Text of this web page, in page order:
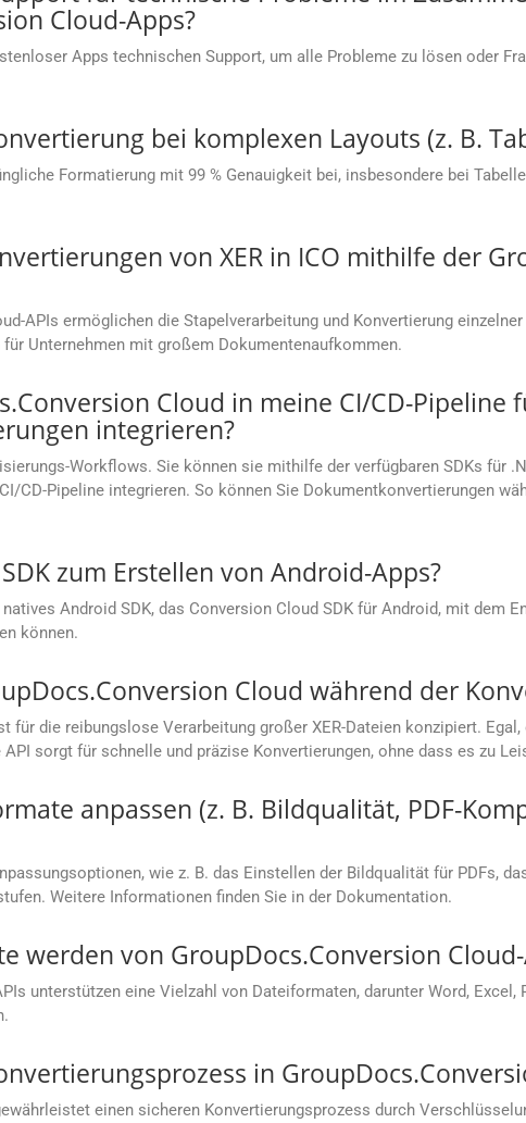
Cloud-Apps?
Apps technischen Support, um alle Probleme zu lösen oder
bei komplexen Layouts (z. B.
Formatierung mit 99 % Genauigkeit bei, insbesondere bei
von XER in ICO mithilfe der
APIs ermöglichen die Stapelverarbeitung und Konvertierung
Unternehmen mit großem Dokumentenaufkommen.
Cloud in meine CI/CD-Pipeline
integrieren?
Workflows. Sie können sie mithilfe der verfügbaren SDKs für
CD-Pipeline integrieren. So können Sie Dokumentkonvertierungen
zum Erstellen von Android-Apps?
Android SDK, das Conversion Cloud SDK für Android, mit dem
können.
Cloud während der
für die reibungslose Verarbeitung großer XER-Dateien konzipiert.
API sorgt für schnelle und präzise Konvertierungen, ohne dass es zu
anpassen (z. B. Bildqualität, PDF-
wie z. B. das Einstellen der Bildqualität für PDFs,
Weitere Informationen finden Sie in der Dokumentation.
werden von GroupDocs.Conversion
unterstützen eine Vielzahl von Dateiformaten, darunter Word,
in
einen sicheren Konvertierungsprozess durch